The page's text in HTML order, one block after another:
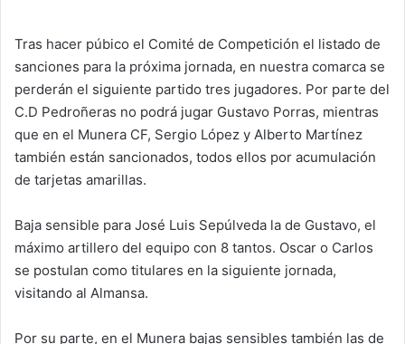
Tras hacer púbico el Comité de Competición el listado de
sanciones para la próxima jornada, en nuestra comarca se
perderán el siguiente partido tres jugadores. Por parte del
C.D Pedroñeras no podrá jugar Gustavo Porras, mientras
que en el Munera CF, Sergio López y Alberto Martínez
también están sancionados, todos ellos por acumulación
de tarjetas amarillas.
Baja sensible para José Luis Sepúlveda la de Gustavo, el
máximo artillero del equipo con 8 tantos. Oscar o Carlos
se postulan como titulares en la siguiente jornada,
visitando al Almansa.
Por su parte, en el Munera bajas sensibles también las de